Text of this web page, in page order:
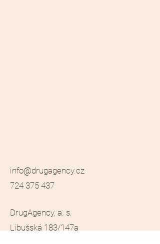
info@drugagency.cz
724 375 437
DrugAgency, a. s.
Libušská 183/147a